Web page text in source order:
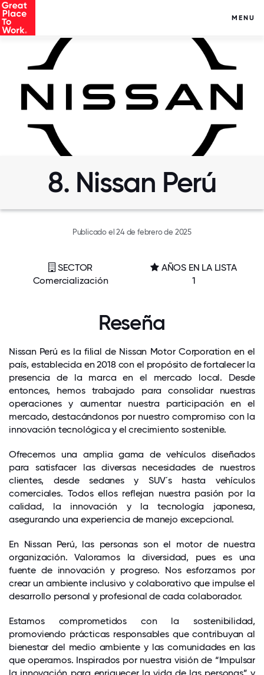
MENU
8. Nissan Perú
Publicado el 24 de febrero de 2025
SECTOR
Comercialización
AÑOS EN LA LISTA
1
Reseña
Nissan Perú es la filial de Nissan Motor Corporation en el
país, establecida en 2018 con el propósito de fortalecer la
presencia de la marca en el mercado local. Desde
entonces, hemos trabajado para consolidar nuestras
operaciones y aumentar nuestra participación en el
mercado, destacándonos por nuestro compromiso con la
innovación tecnológica y el crecimiento sostenible.
Ofrecemos una amplia gama de vehículos diseñados
para satisfacer las diversas necesidades de nuestros
clientes, desde sedanes y SUV´s hasta vehículos
comerciales. Todos ellos reflejan nuestra pasión por la
calidad, la innovación y la tecnología japonesa,
asegurando una experiencia de manejo excepcional.
En Nissan Perú, las personas son el motor de nuestra
organización. Valoramos la diversidad, pues es una
fuente de innovación y progreso. Nos esforzamos por
crear un ambiente inclusivo y colaborativo que impulse el
desarrollo personal y profesional de cada colaborador.
Estamos comprometidos con la sostenibilidad,
promoviendo prácticas responsables que contribuyan al
bienestar del medio ambiente y las comunidades en las
que operamos. Inspirados por nuestra visión de “Impulsar